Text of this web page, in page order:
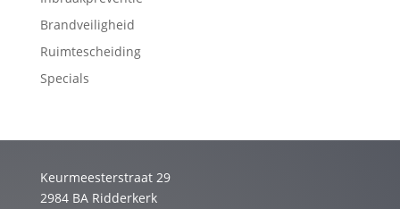
Brandveiligheid
Ruimtescheiding
Specials
Keurmeesterstraat 29
2984 BA Ridderkerk